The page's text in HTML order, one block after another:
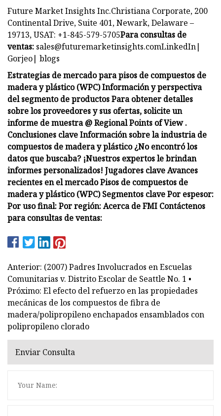
Future Market Insights Inc.Christiana Corporate, 200
Continental Drive, Suite 401, Newark, Delaware –
19713, USAT: +1-845-579-5705Para consultas de
ventas: sales@futuremarketinsights.comLinkedIn|
Gorjeo| blogs
Estrategias de mercado para pisos de compuestos de
madera y plástico (WPC) Información y perspectiva
del segmento de productos Para obtener detalles
sobre los proveedores y sus ofertas, solicite un
informe de muestra @ Regional Points of View .
Conclusiones clave Información sobre la industria de
compuestos de madera y plástico ¿No encontró los
datos que buscaba? ¡Nuestros expertos le brindan
informes personalizados! Jugadores clave Avances
recientes en el mercado Pisos de compuestos de
madera y plástico (WPC) Segmentos clave Por espesor:
Por uso final: Por región: Acerca de FMI Contáctenos
para consultas de ventas:
Anterior: (2007) Padres Involucrados en Escuelas
Comunitarias v. Distrito Escolar de Seattle No. 1 •
Próximo: El efecto del refuerzo en las propiedades
mecánicas de los compuestos de fibra de
madera/polipropileno enchapados ensamblados con
polipropileno clorado
Enviar Consulta